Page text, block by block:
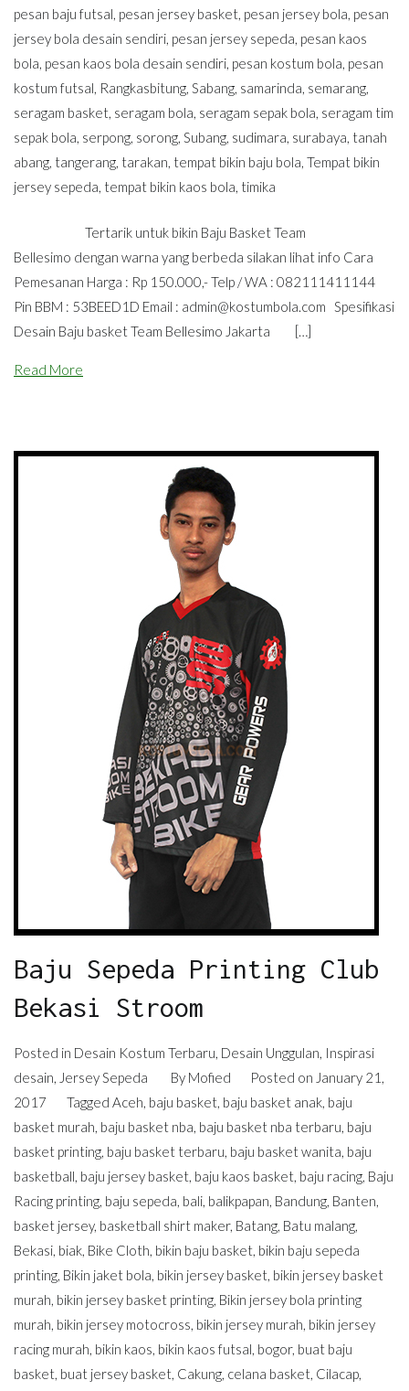
pesan baju futsal, pesan jersey basket, pesan jersey bola, pesan
jersey bola desain sendiri, pesan jersey sepeda, pesan kaos
bola, pesan kaos bola desain sendiri, pesan kostum bola, pesan
kostum futsal, Rangkasbitung, Sabang, samarinda, semarang,
seragam basket, seragam bola, seragam sepak bola, seragam tim
sepak bola, serpong, sorong, Subang, sudimara, surabaya, tanah
abang, tangerang, tarakan, tempat bikin baju bola, Tempat bikin
jersey sepeda, tempat bikin kaos bola, timika
Tertarik untuk bikin Baju Basket Team
Bellesimo dengan warna yang berbeda silakan lihat info Cara
Pemesanan Harga : Rp 150.000,- Telp / WA : 082111411144
Pin BBM : 53BEED1D Email : admin@kostumbola.com Spesifikasi
Desain Baju basket Team Bellesimo Jakarta […]
Read More
Baju Sepeda Printing Club
Bekasi Stroom
Posted in Desain Kostum Terbaru, Desain Unggulan, Inspirasi
desain, Jersey Sepeda By Mofied Posted on January 21,
2017
Tagged Aceh, baju basket, baju basket anak, baju
basket murah, baju basket nba, baju basket nba terbaru, baju
basket printing, baju basket terbaru, baju basket wanita, baju
basketball, baju jersey basket, baju kaos basket, baju racing, Baju
Racing printing, baju sepeda, bali, balikpapan, Bandung, Banten,
basket jersey, basketball shirt maker, Batang, Batu malang,
Bekasi, biak, Bike Cloth, bikin baju basket, bikin baju sepeda
printing, Bikin jaket bola, bikin jersey basket, bikin jersey basket
murah, bikin jersey basket printing, Bikin jersey bola printing
murah, bikin jersey motocross, bikin jersey murah, bikin jersey
racing murah, bikin kaos, bikin kaos futsal, bogor, buat baju
basket, buat jersey basket, Cakung, celana basket, Cilacap,